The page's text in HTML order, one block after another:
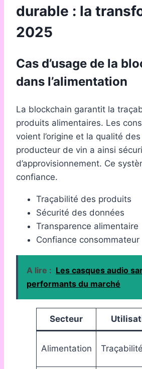
durable : la
2025
Cas d’usage de la
dans l’alimentation
La blockchain garantit la
produits alimentaires. Les
voient l’origine et la qualité
producteur de vin a ainsi
d’approvisionnement. Ce
confiance.
Traçabilité des produits
Sécurité des données
Transparence alimentaire
Confiance consommateur
A lire : Les casques audio
performants du marché
Secteur
Alimentation Traçabilité